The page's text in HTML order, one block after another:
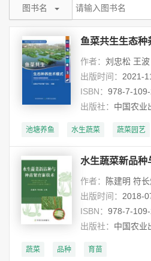
图书名
鱼菜共生生态种
作者： 刘忠松 王
出版时间： 2021-
ISBN： 978-7-
出版社： 中国农业
池塘养鱼 水生蔬菜 蔬菜园艺
水生蔬菜新品种
作者：
陈建明 符
出版时间： 2018-
ISBN： 978-7-
出版社： 中国农业
蔬菜 品种 育苗